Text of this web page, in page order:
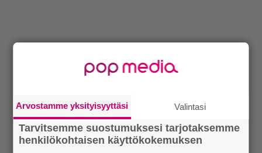
Arvostamme yksityisyyttäsi Valintasi
Tarvitsemme suostumuksesi tarjotaksemme
henkilökohtaisen käyttökokemuksen